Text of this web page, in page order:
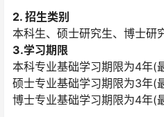
2. 招生类别
本科生、硕士研究生、博士研
3.学习期限
本科专业基础学习期限为4年(
硕士专业基础学习期限为3年(
博士专业基础学习期限为4年(